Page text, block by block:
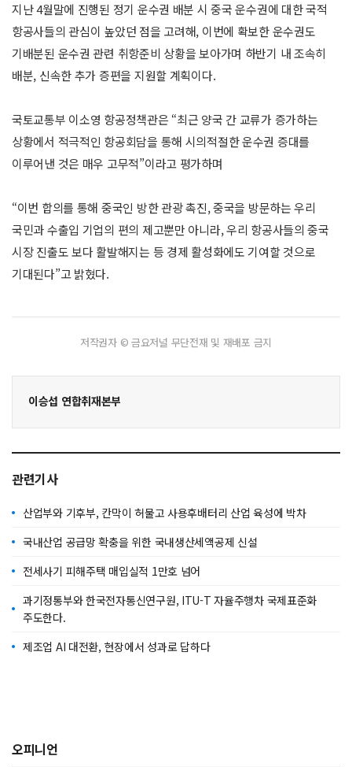
지난 4월말에 진행된 정기 운수권 배분 시 중국 운수권에 대한 국적
항공사들의 관심이 높았던 점을 고려해, 이번에 확보한 운수권도
기배분된 운수권 관련 취항준비 상황을 보아가며 하반기 내 조속히
배분, 신속한 추가 증편을 지원할 계획이다.
국토교통부 이소영 항공정책관은 “최근 양국 간 교류가 증가하는
상황에서 적극적인 항공회담을 통해 시의적절한 운수권 증대를
이루어낸 것은 매우 고무적”이라고 평가하며
“이번 합의를 통해 중국인 방한 관광 촉진, 중국을 방문하는 우리
국민과 수출입 기업의 편의 제고뿐만 아니라, 우리 항공사들의 중국
시장 진출도 보다 활발해지는 등 경제 활성화에도 기여할 것으로
기대된다”고 밝혔다.
저작권자 © 금요저널 무단전재 및 재배포 금지
이승섭 연합취재본부
관련기사
산업부와 기후부, 칸막이 허물고 사용후배터리 산업 육성에 박차
국내산업 공급망 확충을 위한 국내생산세액공제 신설
전세사기 피해주택 매입실적 1만호 넘어
과기정통부와 한국전자통신연구원, ITU-T 자율주행차 국제표준화
주도한다.
제조업 AI 대전환, 현장에서 성과로 답하다
오피니언